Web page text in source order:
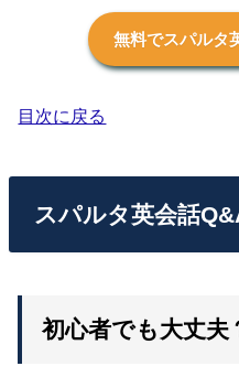
無料でスパルタ
目次に戻る
スパルタ英会話
初心者でも大丈夫